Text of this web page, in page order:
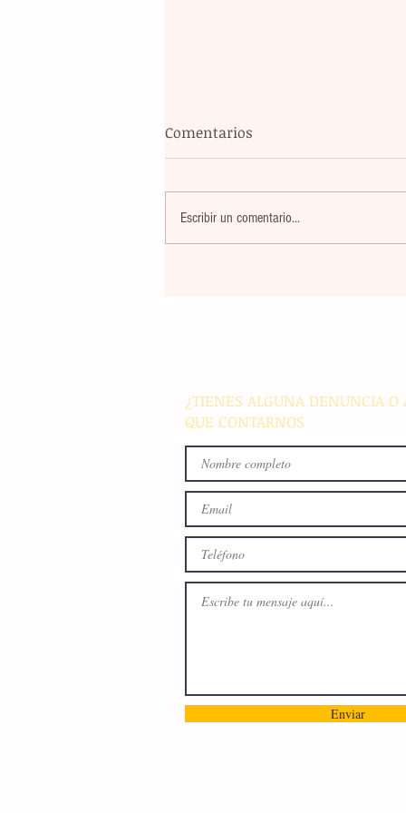
Comentarios
Escribir un comentario...
¿TIENES ALGUNA DENUNCIA O
QUE CONTARNOS
Enviar